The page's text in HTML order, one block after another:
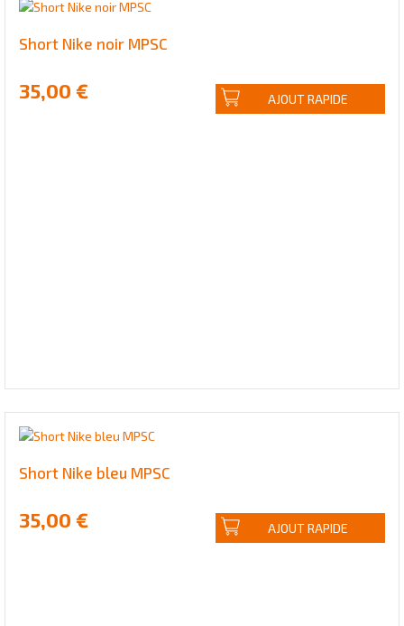
Short Nike noir MPSC
35,00 € AJOUT RAPIDE
Short Nike bleu MPSC
35,00 € AJOUT RAPIDE